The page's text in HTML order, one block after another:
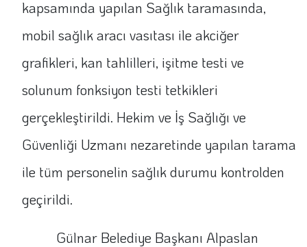
kapsamında yapılan Sağlık taramasında,
mobil sağlık aracı vasıtası ile akciğer
grafikleri, kan tahlilleri, işitme testi ve
solunum fonksiyon testi tetkikleri
gerçekleştirildi. Hekim ve İş Sağlığı ve
Güvenliği Uzmanı nezaretinde yapılan tarama
ile tüm personelin sağlık durumu kontrolden
geçirildi.
Gülnar Belediye Başkanı Alpaslan